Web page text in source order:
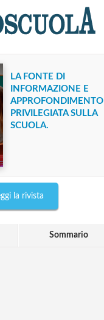
LA FONTE DI
INFORMAZIONE E
APPROFONDIMENTO
PRIVILEGIATA SULLA
SCUOLA.
la rivista
Sommario